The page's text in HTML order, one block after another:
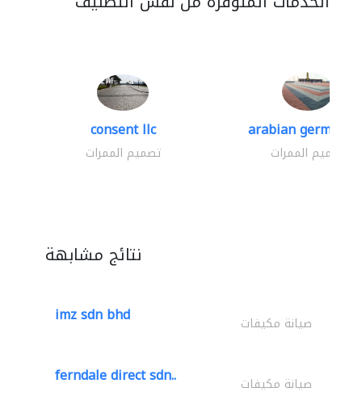
consent llc
تصميم الممرات
arabian german
تصميم الممرات
نتائج مشابهة
imz sdn bhd صيانة مكيفات
ferndale direct sdn.. صيانة مكيفات